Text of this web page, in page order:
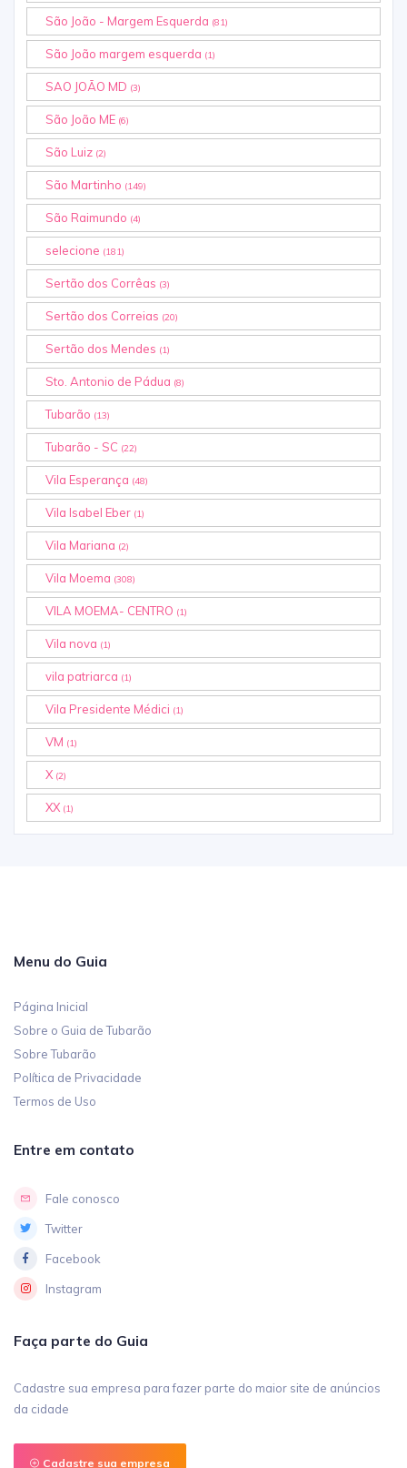
São João - Margem Esquerda (81)
São João margem esquerda (1)
SAO JOÃO MD (3)
São João ME (6)
São Luiz (2)
São Martinho (149)
São Raimundo (4)
selecione (181)
Sertão dos Corrêas (3)
Sertão dos Correias (20)
Sertão dos Mendes (1)
Sto. Antonio de Pádua (8)
Tubarão (13)
Tubarão - SC (22)
Vila Esperança (48)
Vila Isabel Eber (1)
Vila Mariana (2)
Vila Moema (308)
VILA MOEMA- CENTRO (1)
Vila nova (1)
vila patriarca (1)
Vila Presidente Médici (1)
VM (1)
X (2)
XX (1)
Menu do Guia
Página Inicial
Sobre o Guia de Tubarão
Sobre Tubarão
Política de Privacidade
Termos de Uso
Entre em contato
Fale conosco
Twitter
Facebook
Instagram
Faça parte do Guia
Cadastre sua empresa para fazer parte do maior site de anúncios
da cidade
Cadastre sua empresa